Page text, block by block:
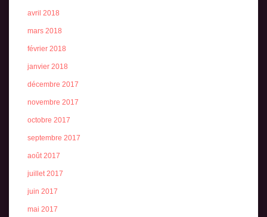
avril 2018
mars 2018
février 2018
janvier 2018
décembre 2017
novembre 2017
octobre 2017
septembre 2017
août 2017
juillet 2017
juin 2017
mai 2017